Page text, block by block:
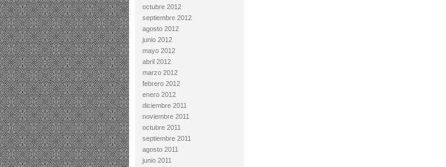
octubre 2012
septiembre 2012
agosto 2012
junio 2012
mayo 2012
abril 2012
marzo 2012
febrero 2012
enero 2012
diciembre 2011
noviembre 2011
octubre 2011
septiembre 2011
agosto 2011
junio 2011